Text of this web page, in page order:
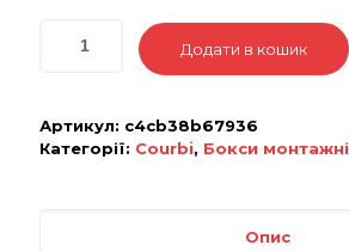
Додати в кошик
Артикул: c4cb38b67936
Категорії: Courbi, Бокси монтажні
Опис